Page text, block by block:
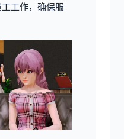
工作，确保服